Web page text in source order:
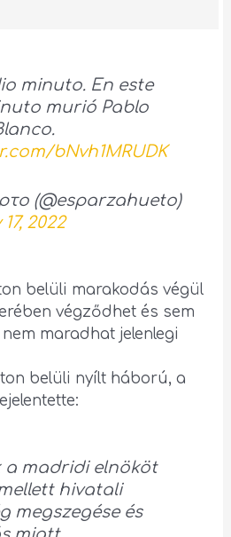
minuto. En este
murió Pablo
bNvh1MRUDK
(@esparzahueto)
2022
belüli marakodás végül
végződhet és sem
maradhat jelenlegi
belüli nyílt háború, a
a madridi elnököt
hivatali
megszegése és